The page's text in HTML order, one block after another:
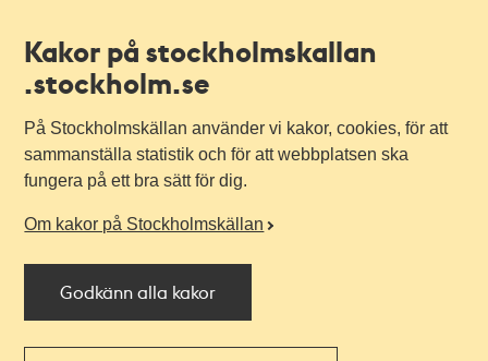
Kakor på stockholmskallan
.stockholm.se
På Stockholmskällan använder vi kakor, cookies, för att
sammanställa statistik och för att webbplatsen ska
fungera på ett bra sätt för dig.
Om kakor på Stockholmskällan
Godkänn alla kakor